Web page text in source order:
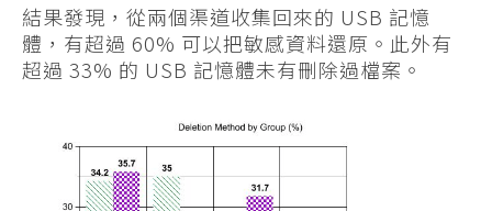
結果發現，從兩個渠道收集回來的 USB 記憶
體，有超過 60% 可以把敏感資料還原。此外有
超過 33% 的 USB 記憶體未有刪除過檔案。